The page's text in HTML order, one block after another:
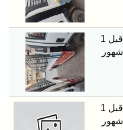
قبل 1
شهور
قبل 1
شهور